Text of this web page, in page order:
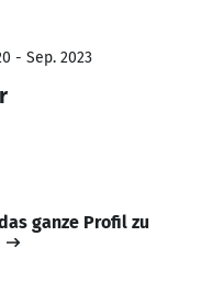
- Sep. 2023
ganze Profil zu